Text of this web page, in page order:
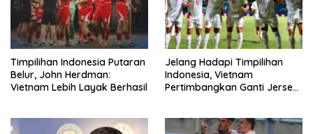
Timpilihan Indonesia Putaran
Belur, John Herdman:
Vietnam Lebih Layak Berhasil
Jelang Hadapi Timpilihan
Indonesia, Vietnam
Pertimbangkan Ganti Jersey